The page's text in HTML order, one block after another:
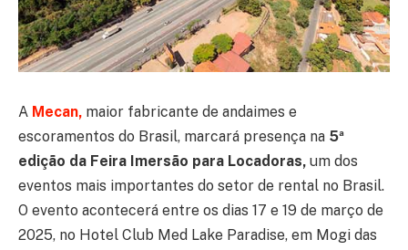
A Mecan, maior fabricante de andaimes e
escoramentos do Brasil, marcará presença na 5ª
edição da Feira Imersão para Locadoras, um dos
eventos mais importantes do setor de rental no Brasil.
O evento acontecerá entre os dias 17 e 19 de março de
2025, no Hotel Club Med Lake Paradise, em Mogi das